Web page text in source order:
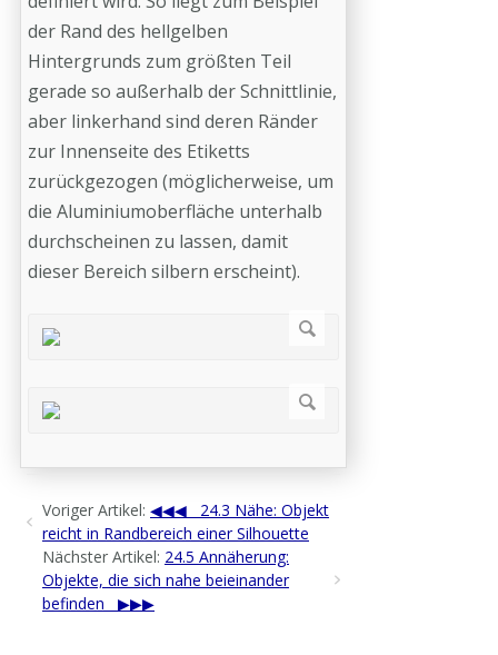
der Rand des hellgelben
Hintergrunds zum größten Teil
gerade so außerhalb der Schnittlinie,
aber linkerhand sind deren Ränder
zur Innenseite des Etiketts
zurückgezogen (möglicherweise, um
die Aluminiumoberfläche unterhalb
durchscheinen zu lassen, damit
dieser Bereich silbern erscheint).
Voriger Artikel:
24.3 Nähe: Objekt
reicht in Randbereich einer Silhouette
Nächster Artikel: 24.5 Annäherung:
Objekte, die sich nahe beieinander
befinden